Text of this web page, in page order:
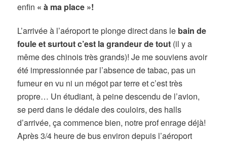
enfin « à ma place »!
L’arrivée à l’aéroport te plonge direct dans le bain de
foule et surtout c’est la grandeur de tout (il y a
même des chinois très grands)! Je me souviens avoir
été impressionnée par l’absence de tabac, pas un
fumeur en vu ni un mégot par terre et c’est très
propre… Un étudiant, à peine descendu de l’avion,
se perd dans le dédale des couloirs, des halls
d’arrivée, ça commence bien, notre prof enrage déjà!
Après 3/4 heure de bus environ depuis l’aéroport